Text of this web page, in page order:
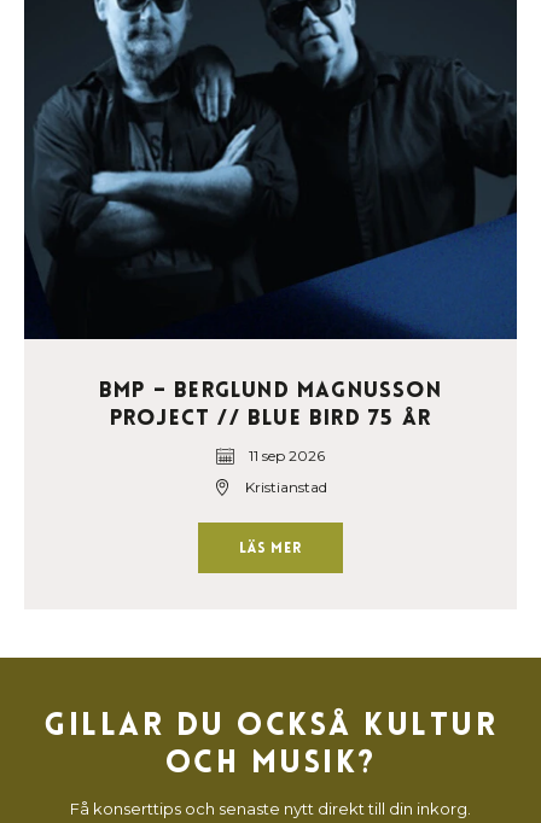
BMP – Berglund Magnusson
Project // Blue Bird 75 år
11 sep 2026
Kristianstad
Läs mer
Gillar du också kultur
och musik?
Få konserttips och senaste nytt direkt till din inkorg.